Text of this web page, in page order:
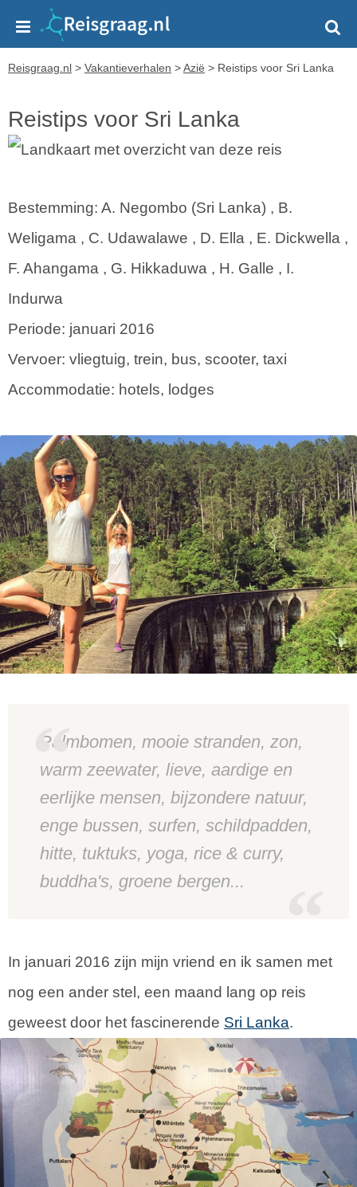
Reisgraag.nl > Vakantieverhalen >Azië > Reistips voor Sri Lanka
Reistips voor Sri Lanka
Bestemming: A. Negombo (Sri Lanka) , B.
Weligama , C. Udawalawe , D. Ella , E. Dickwella ,
F. Ahangama , G. Hikkaduwa , H. Galle , I.
Indurwa
Periode: januari 2016
Vervoer: vliegtuig, trein, bus, scooter, taxi
Accommodatie: hotels, lodges
Palmbomen, mooie stranden, zon,
warm zeewater, lieve, aardige en
eerlijke mensen, bijzondere natuur,
enge bussen, surfen, schildpadden,
hitte, tuktuks, yoga, rice & curry,
buddha's, groene bergen...
In januari 2016 zijn mijn vriend en ik samen met
nog een ander stel, een maand lang op reis
geweest door het fascinerende Sri Lanka.